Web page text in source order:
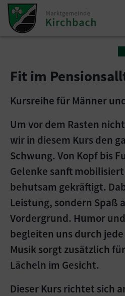
Zum Inhalt springen
Zum Seitenende springen
Fit im
Kursreihe für Männer
Um vor dem Rasten
wir in diesem Kurs den
Schwung. Von Kopf bis
Gelenke sanft
behutsam gekräftigt.
Leistung, sondern Spaß
Vordergrund. Humor
begleiten uns durch
Musik sorgt zusätzlich
Lächeln im Gesicht.
Dieser Kurs richtet sich